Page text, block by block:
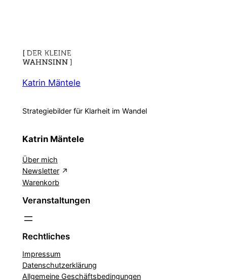
Katrin Mäntele
Strategiebilder für Klarheit im Wandel
Katrin Mäntele
Über mich
Newsletter
Warenkorb
Veranstaltungen
Rechtliches
Impressum
Datenschutzerklärung
Allgemeine Geschäftsbedingungen